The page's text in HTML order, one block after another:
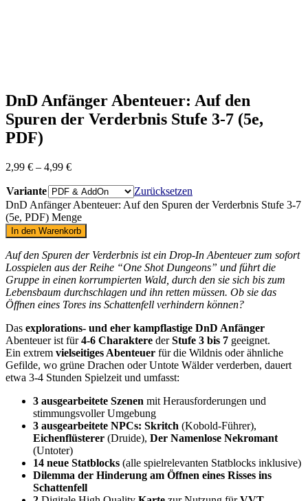
DnD Anfänger Abenteuer: Auf den
Spuren der Verderbnis Stufe 3-7 (5e,
PDF)
2,99 € – 4,99 €
Variante
Zurücksetzen
DnD Anfänger Abenteuer: Auf den Spuren der Verderbnis Stufe 3-7
(5e, PDF) Menge
In den Warenkorb
Auf den Spuren der Verderbnis ist ein Drop-In Abenteuer zum sofort
Losspielen aus der Reihe “One Shot Dungeons” und führt die
Gruppe in einen korrumpierten Wald, durch den sie sich bis zum
Lebensbaum durchschlagen und ihn retten müssen. Ob sie das
Öffnen eines Tores ins Schattenfell verhindern können?
Das explorations- und eher kampflastige DnD Anfänger
Abenteuer ist für4-6 Charaktere derStufe 3 bis 7 geeignet.
Ein extrem vielseitiges Abenteuer für die Wildnis oder ähnliche
Gefilde, wo grüne Drachen oder Untote Wälder verderben, dauert
etwa 3-4 Stunden Spielzeit und umfasst:
3 ausgearbeitete Szenen mit Herausforderungen und
stimmungsvoller Umgebung
3 ausgearbeitete NPCs: Skritch (Kobold-Führer),
Eichenflüsterer (Druide), Der Namenlose Nekromant
(Untoter)
14 neue Statblocks (alle spielrelevanten Statblocks inklusive)
Dilemma der Hinderung am Öffnen eines Risses ins
Schattenfell